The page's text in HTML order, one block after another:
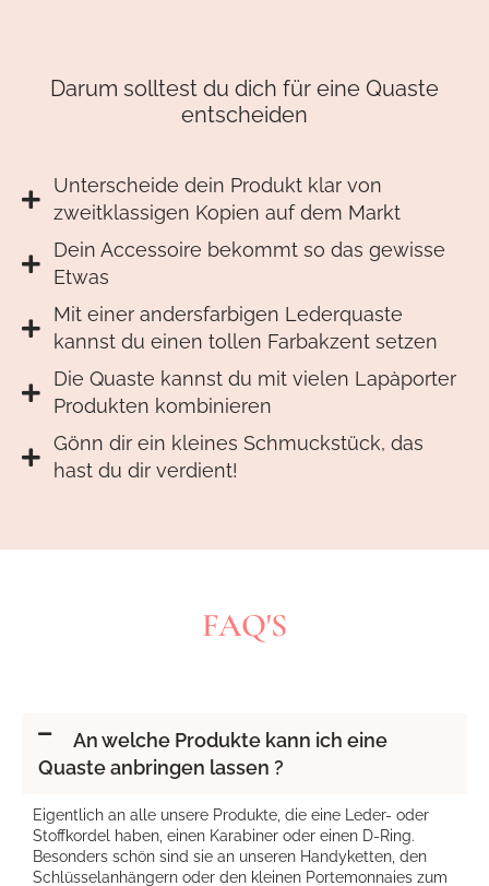
Darum solltest du dich für eine Quaste
entscheiden
Unterscheide dein Produkt klar von
zweitklassigen Kopien auf dem Markt
Dein Accessoire bekommt so das gewisse
Etwas
Mit einer andersfarbigen Lederquaste
kannst du einen tollen Farbakzent setzen
Die Quaste kannst du mit vielen Lapàporter
Produkten kombinieren
Gönn dir ein kleines Schmuckstück, das
hast du dir verdient!
FAQ'S
An welche Produkte kann ich eine
Quaste anbringen lassen ?
Eigentlich an alle unsere Produkte, die eine Leder- oder
Stoffkordel haben, einen Karabiner oder einen D-Ring.
Besonders schön sind sie an unseren Handyketten, den
Schlüsselanhängern oder den kleinen Portemonnaies zum